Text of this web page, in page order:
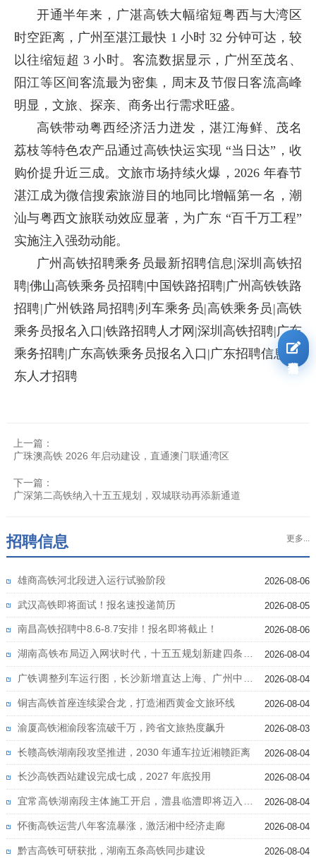
开通半年来，广湛高铁大幅缩短粤西与大湾区
时空距离，广州至湛江最快 1 小时 32 分钟可达，较
以往缩短超 3 小时。客流数据显示，广州至茂名、
阳江等区间客流最为密集，周末及节假日客流高峰
明显，文旅、探亲、商务出行需求旺盛。
高铁带动粤西经济活力迸发，湛江海鲜、茂名
荔枝等特色农产品通过高铁快运实现 “当日达”，收
购价提升近三成。文旅市场持续火爆，2026 年春节
湛江成为微信搜索旅游目的地同比增幅第一名，潮
汕与粤西文旅联动效应显著，为广东 “百千万工程”
实施注入强劲动能。
广州高铁招聘乘务员最新招聘信息|深圳高铁招
聘|佛山高铁乘务员招聘|中国铁路招聘|广州高铁铁路
招聘|广州铁路局招聘|列车乘务员|高铁乘务员|高铁
乘务员报名入口|铁路招聘人才网|深圳高铁招聘|广东
乘务招聘|广东高铁乘务员报名入口|广东招聘信息|广
东人才招聘
上一篇：
广珠澳高铁 2026 年启动建设，直通澳门联通湾区
下一篇：
广深第二高铁纳入十五五规划，双城联动再添新通道
更多...
招聘信息
雄商高铁河北段进入运行试验阶段 2026-08-06
武汉高铁即将面试！报名速投递简历 2026-08-05
南昌高铁招聘中8.6-8.7安排！报名即将截止！ 2026-08-06
湖南高铁布局迈入网状时代，十五五规划新建四条高
铁
2026-08-04
广铁调整列车运行图，长沙新增直达上海、广州中心
城区高铁
2026-08-04
铜吉高铁首座连续梁合龙，打造湘西黄金文旅环线 2026-08-04
渝厦高铁湘渝段客流破千万，跨省文旅热度飙升 2026-08-03
长赣高铁湖南段攻坚推进，2030 年通车拉近湘赣距离 2026-08-04
长沙高铁西站建设完成七成，2027 年底投用 2026-08-04
宜常高铁湖南段主体施工开启，澧县临澧即将迈入高
铁时代
2026-08-04
怀衡高铁运营八年客流暴涨，激活湘中经济走廊 2026-08-04
黔吉高铁可研获批，湖南五条高铁同步建设 2026-08-04
我要报名